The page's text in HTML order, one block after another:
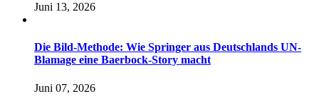
Juni 13, 2026
Die Bild-Methode: Wie Springer aus Deutschlands UN-
Blamage eine Baerbock-Story macht
Juni 07, 2026